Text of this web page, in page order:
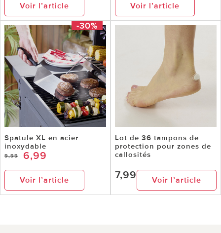
Voir l’article Voir l’article
-30%
Spatule XL en acier
inoxydable
9,99 6,99
Voir l’article
Lot de 36 tampons de
protection pour zones de
callosités
7,99 Voir l’article